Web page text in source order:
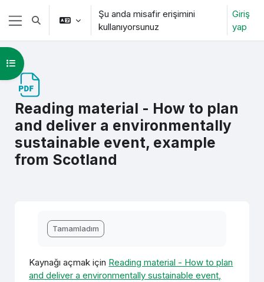
Ana içeriğe git
Yan panel
Arama girişini değiştir
Şu anda misafir erişimini
kullanıyorsunuz
Giriş
yap
Reading material - How to plan
and deliver a environmentally
sustainable event, example
from Scotland
Kurs dizinini aç
Tamamladım
Kaynağı açmak için Reading material - How to plan
and deliver a environmentally sustainable event,